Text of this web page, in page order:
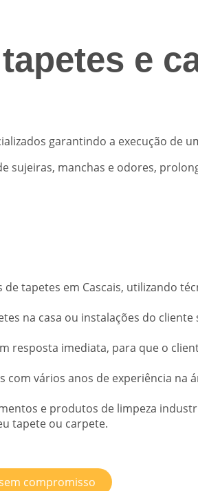
e
garantindo a execução de
manchas e odores,
tapetes em Cascais, utilizando
na casa ou instalações do
resposta imediata, para que o
vários anos de experiência na
e produtos de limpeza
tapete ou carpete.
compromisso